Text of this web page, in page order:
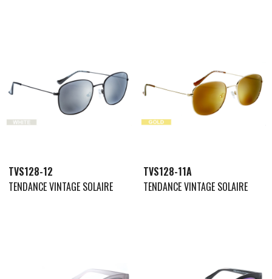
TVS128-12
TENDANCE VINTAGE SOLAIRE
TVS128-11A
TENDANCE VINTAGE SOLAIRE